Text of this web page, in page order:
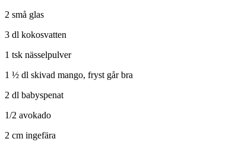
2 små glas
3 dl kokosvatten
1 tsk nässelpulver
1 ½ dl skivad mango, fryst går bra
2 dl babyspenat
1/2 avokado
2 cm ingefära